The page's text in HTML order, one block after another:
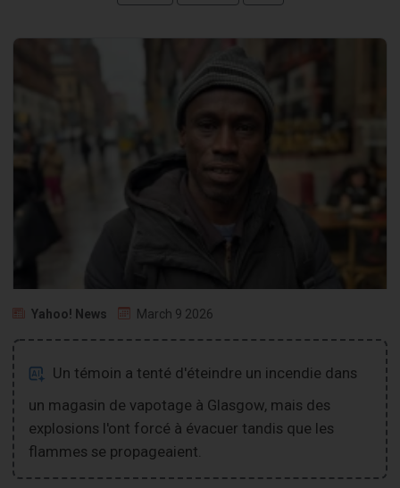
Yahoo! News March 9 2026
Un témoin a tenté d'éteindre un incendie dans
un magasin de vapotage à Glasgow, mais des
explosions l'ont forcé à évacuer tandis que les
flammes se propageaient.